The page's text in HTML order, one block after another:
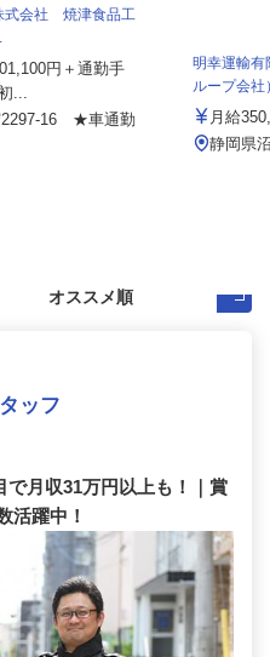
会社 焼津食品工
円＋通勤手
...
2297-16 ★車通勤
明幸運輸
ループ会社
月給
静岡県
ッフ
で月収31万円以上も！｜賞
活躍中！